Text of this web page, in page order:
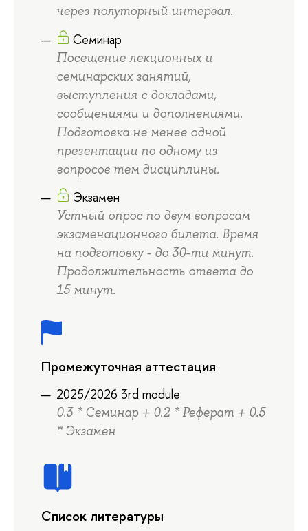
через полуторный интервал.
Семинар
Посещение лекционных и
семинарских занятий,
выступления с докладами,
сообщениями и дополнениями.
Подготовка не менее одной
презентации по одному из
вопросов тем дисциплины.
Экзамен
Устный опрос по двум вопросам
экзаменационного билета. Время
на подготовку - до 30-ти минут.
Продолжительность ответа до
15 минут.
Промежуточная аттестация
2025/2026 3rd module
0.3 * Семинар + 0.2 * Реферат + 0.5
* Экзамен
Список литературы